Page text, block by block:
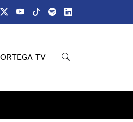
ORTEGA TV